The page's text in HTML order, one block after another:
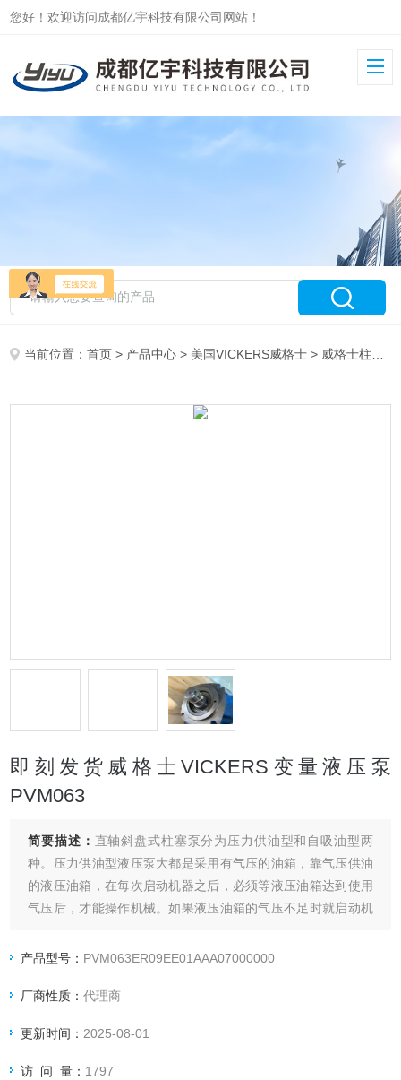
您好！欢迎访问成都亿宇科技有限公司网站！
当前位置：首页 > 产品中心 > 美国VICKERS威格士 > 威格士柱塞泵PVM/PVQ
即刻发货威格士VICKERS变量液压泵
PVM063
简要描述： 直轴斜盘式柱塞泵分为压力供油型和自吸油型两
种。压力供油型液压泵大都是采用有气压的油箱，靠气压供油
的液压油箱，在每次启动机器之后，必须等液压油箱达到使用
气压后，才能操作机械。如果液压油箱的气压不足时就启动机
与压板的非正常磨损。我司供应有即刻发货威格士VICKERS变
产品型号： PVM063ER09EE01AAA07000000
厂商性质：代理商
更新时间： 2025-08-01
访 问 量： 1797